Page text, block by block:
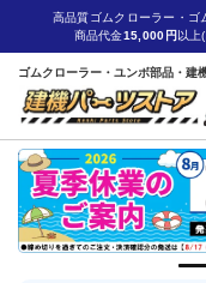
高品質ゴムクローラー・ゴ
商品代金15,000円 以上
ゴムクローラー・ユンボ部品・建